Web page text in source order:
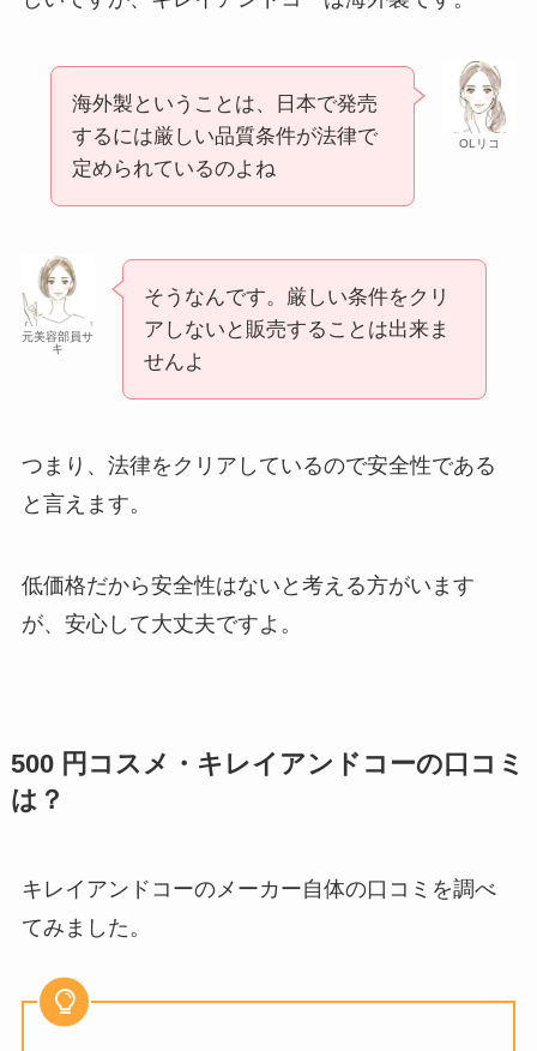
OLリコ
海外製ということは、日本で発売
するには厳しい品質条件が法律で
定められているのよね
元美容部員サ
キ
そうなんです。厳しい条件をクリ
アしないと販売することは出来ま
せんよ
つまり、法律をクリアしているので安全性である
と言えます。
低価格だから安全性はないと考える方がいます
が、安心して大丈夫ですよ。
500 円コスメ・キレイアンドコーの口コミ
は？
キレイアンドコーのメーカー自体の口コミを調べ
てみました。